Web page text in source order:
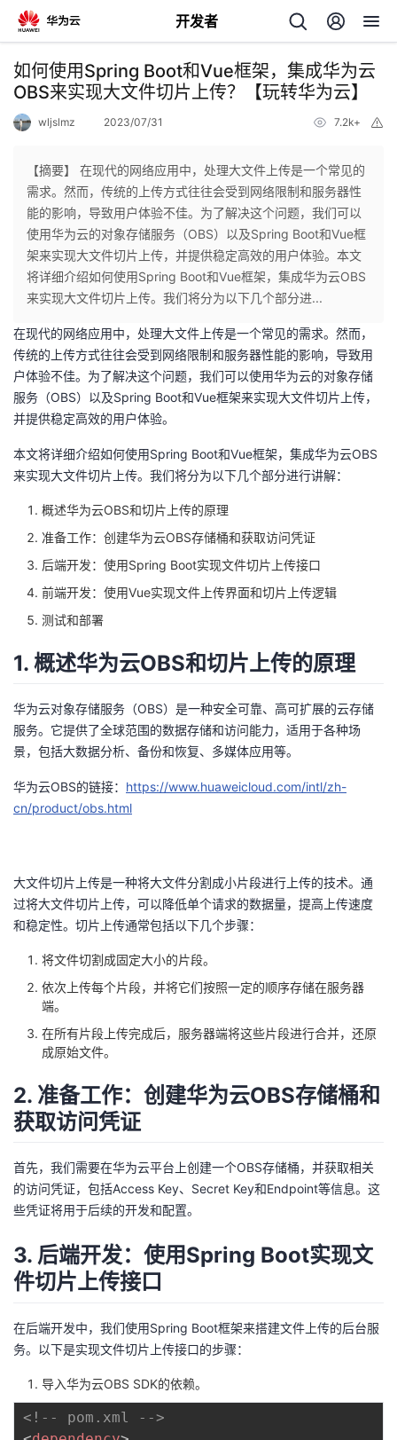
开发者
返
回
个
人
主
页
我
的
开
发
者
我
的
博
客
我
的
论
我
的
我
播
活
的
注
我
开
者
堂
我
课
程
的
认
证
我
的
实
验
我
的
收
藏
的
我
支
我
的
术
持
我
云
建
议
如何使用Spring Boot和Vue框架，集成华为云
OBS来实现大文件切片上传？【玩转华为云】
wljslmz 2023/07/31 7.2k+
【摘要】 在现代的网络应用中，处理大文件上传是一个常见的
需求。然而，传统的上传方式往往会受到网络限制和服务器性
能的影响，导致用户体验不佳。为了解决这个问题，我们可以
使用华为云的对象存储服务（OBS）以及Spring Boot和Vue框
架来实现大文件切片上传，并提供稳定高效的用户体验。本文
将详细介绍如何使用Spring Boot和Vue框架，集成华为云OBS
来实现大文件切片上传。我们将分为以下几个部分进...
在现代的网络应用中，处理大文件上传是一个常见的需求。然而，
传统的上传方式往往会受到网络限制和服务器性能的影响，导致用
户体验不佳。为了解决这个问题，我们可以使用华为云的对象存储
服务（OBS）以及Spring Boot和Vue框架来实现大文件切片上传，
并提供稳定高效的用户体验。
本文将详细介绍如何使用Spring Boot和Vue框架，集成华为云OBS
来实现大文件切片上传。我们将分为以下几个部分进行讲解：
概述华为云OBS和切片上传的原理
准备工作：创建华为云OBS存储桶和获取访问凭证
后端开发：使用Spring Boot实现文件切片上传接口
前端开发：使用Vue实现文件上传界面和切片上传逻辑
测试和部署
1. 概述华为云OBS和切片上传的原理
华为云对象存储服务（OBS）是一种安全可靠、高可扩展的云存储
服务。它提供了全球范围的数据存储和访问能力，适用于各种场
景，包括大数据分析、备份和恢复、多媒体应用等。
华为云OBS的链接： https://www.huaweicloud.com/intl/zh-
cn/product/obs.html
大文件切片上传是一种将大文件分割成小片段进行上传的技术。通
过将大文件切片上传，可以降低单个请求的数据量，提高上传速度
和稳定性。切片上传通常包括以下几个步骤：
将文件切割成固定大小的片段。
依次上传每个片段，并将它们按照一定的顺序存储在服务器
端。
在所有片段上传完成后，服务器端将这些片段进行合并，还原
成原始文件。
2. 准备工作：创建华为云OBS存储桶和
获取访问凭证
首先，我们需要在华为云平台上创建一个OBS存储桶，并获取相关
的访问凭证，包括Access Key、Secret Key和Endpoint等信息。这
些凭证将用于后续的开发和配置。
3. 后端开发：使用Spring Boot实现文
件切片上传接口
在后端开发中，我们使用Spring Boot框架来搭建文件上传的后台服
务。以下是实现文件切片上传接口的步骤：
导入华为云OBS SDK的依赖。
<!-- pom.xml -->